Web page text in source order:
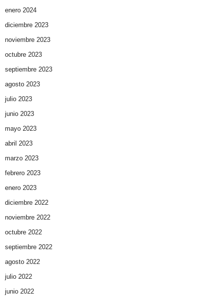
enero 2024
diciembre 2023
noviembre 2023
octubre 2023
septiembre 2023
agosto 2023
julio 2023
junio 2023
mayo 2023
abril 2023
marzo 2023
febrero 2023
enero 2023
diciembre 2022
noviembre 2022
octubre 2022
septiembre 2022
agosto 2022
julio 2022
junio 2022